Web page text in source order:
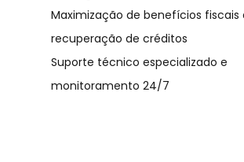
Maximização de benefícios fiscais
recuperação de créditos
Suporte técnico especializado e
monitoramento 24/7